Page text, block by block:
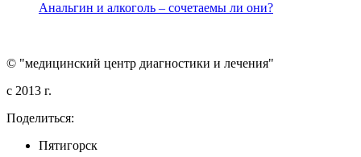
Анальгин и алкоголь – сочетаемы ли они?
© "медицинский центр диагностики и лечения"
c 2013 г.
Поделиться:
Пятигорск